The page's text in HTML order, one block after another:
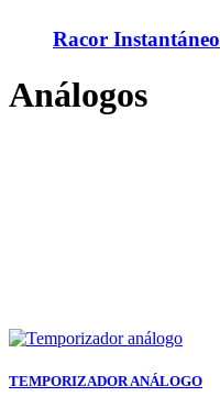
Racor Instantáneo
Análogos
TEMPORIZADOR ANÁLOGO